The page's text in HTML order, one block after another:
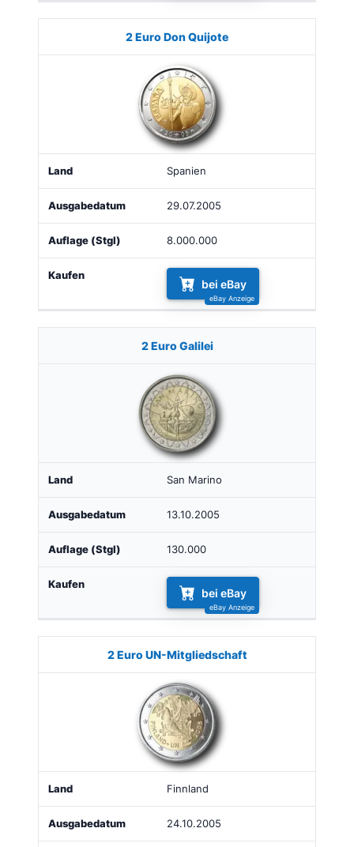
2 Euro Don Quijote
Spanien
29.07.2005
8.000.000
bei eBay
2 Euro Galilei
San Marino
13.10.2005
130.000
bei eBay
2 Euro UN-Mitgliedschaft
Finnland
24.10.2005